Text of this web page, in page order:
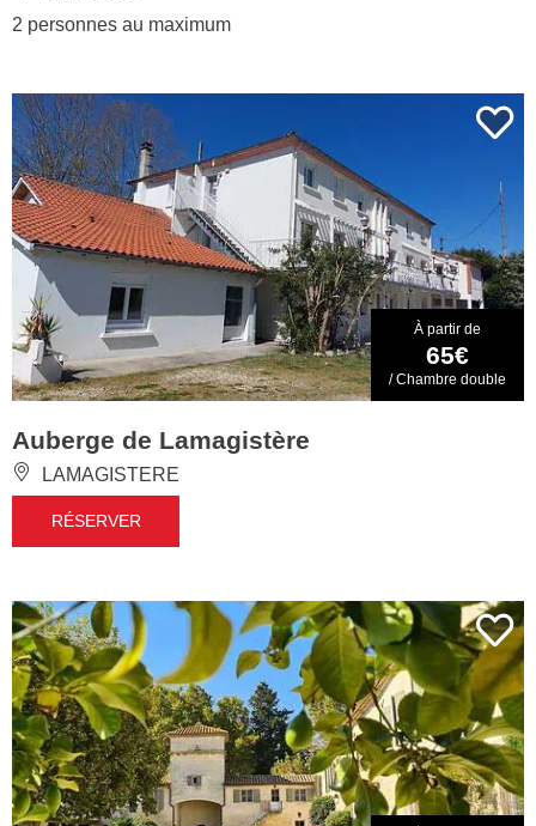
2 personnes au maximum
À partir de
65€
/ Chambre double
Auberge de Lamagistère
LAMAGISTERE
RÉSERVER